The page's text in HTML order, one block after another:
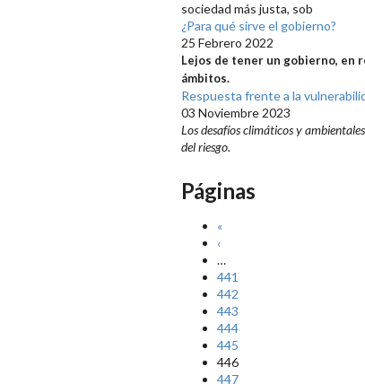
sociedad más justa, sob
¿Para qué sirve el gobierno?
25 Febrero 2022
Lejos de tener un gobierno, en
ámbitos.
Respuesta frente a la
03 Noviembre 2023
Los desafíos climáticos y
del riesgo.
Páginas
«
‹
…
441
442
443
444
445
446
447